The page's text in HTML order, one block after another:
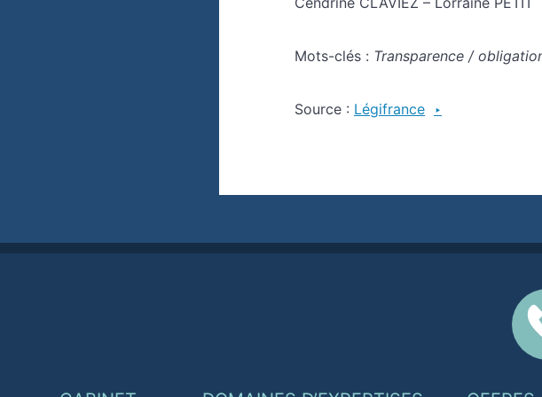
Mots-clés : Transparence /
Source : Légifrance